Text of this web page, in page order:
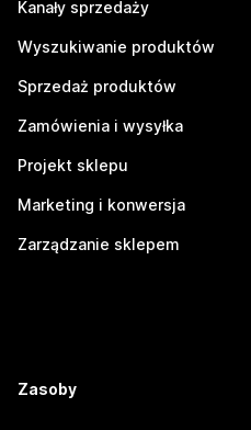
Kanały sprzedaży
Wyszukiwanie produktów
Sprzedaż produktów
Zamówienia i wysyłka
Projekt sklepu
Marketing i konwersja
Zarządzanie sklepem
Zasoby